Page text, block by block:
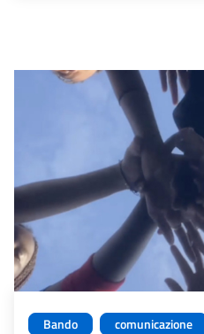
Bando comunicazione